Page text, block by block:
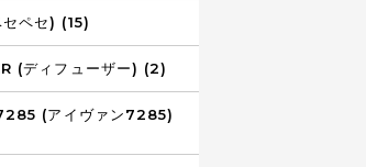
ペセ) (15)
(ディフューザー) (2)
(アイヴァン7285)